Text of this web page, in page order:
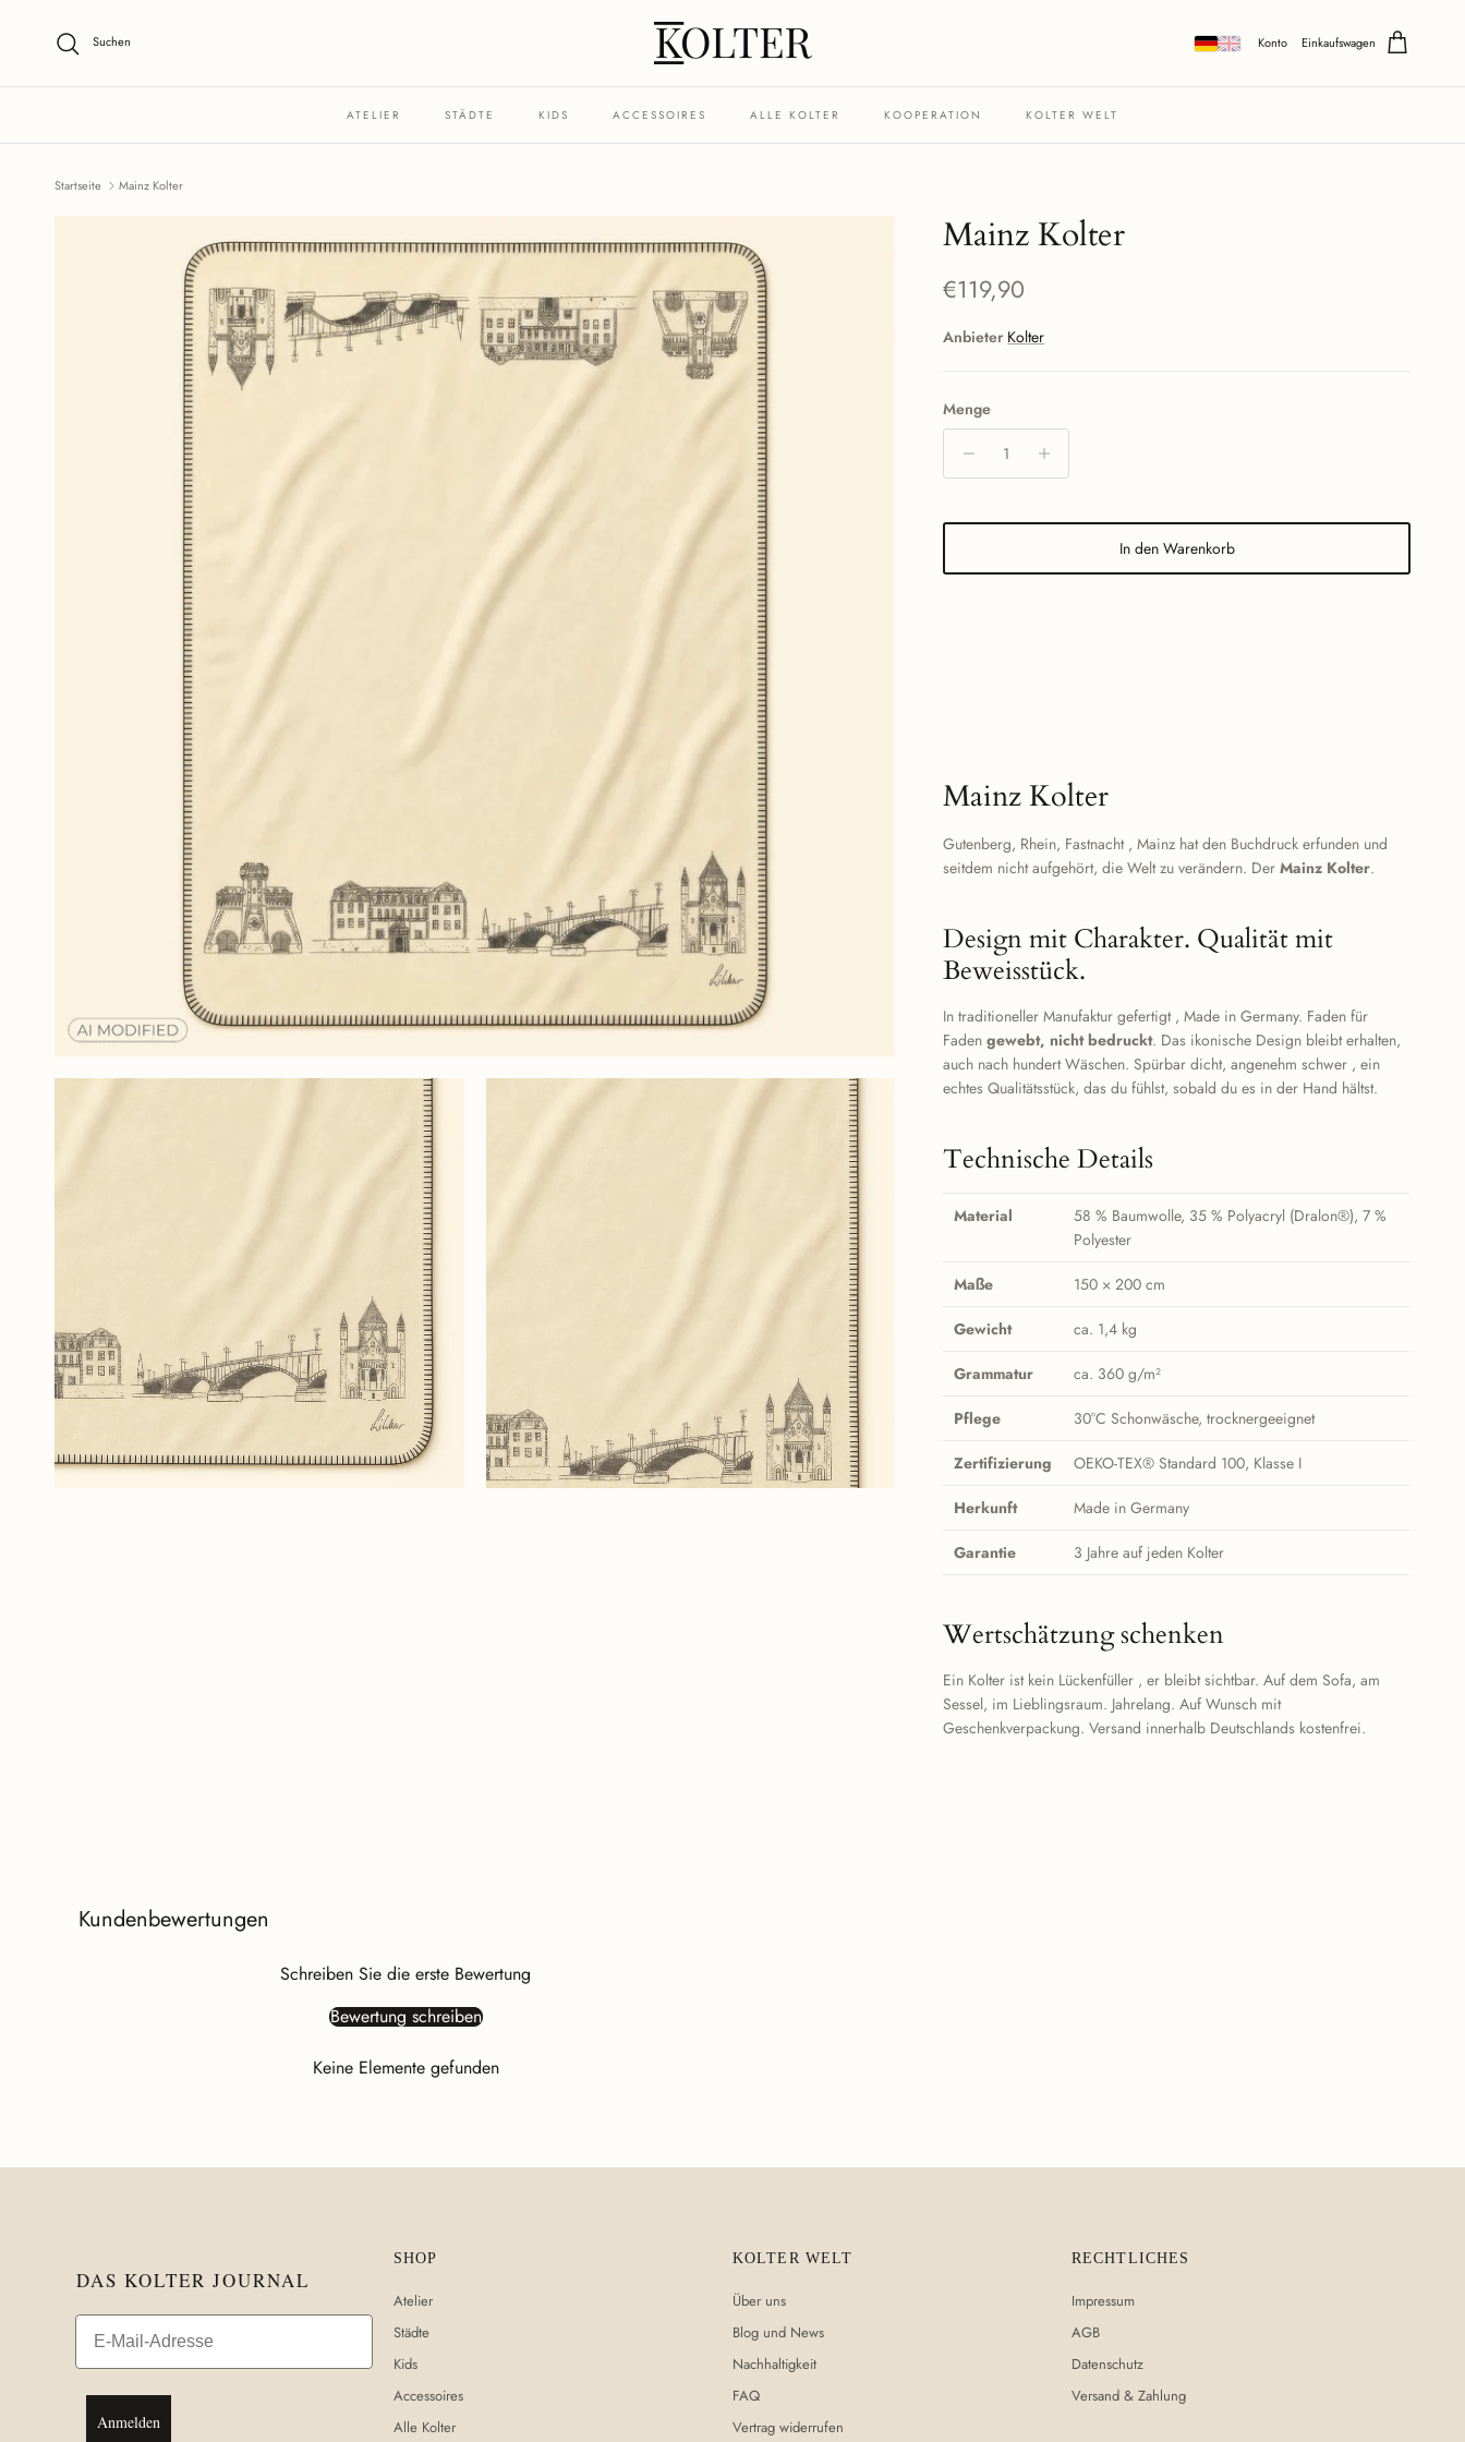
Suchen Konto Einkaufswagen
ATELIER STÄDTE KIDS ACCESSOIRES ALLE KOLTER KOOPERATION KOLTER WELT
Startseite Mainz Kolter
Mainz Kolter
Normaler Preis
€119,90
Anbieter Kolter
Menge
In den Warenkorb
Mainz Kolter
Gutenberg, Rhein, Fastnacht , Mainz hat den Buchdruck erfunden und
seitdem nicht aufgehört, die Welt zu verändern. DerMainz Kolter.
Design mit Charakter. Qualität mit
Beweisstück.
In traditioneller Manufaktur gefertigt , Made in Germany. Faden für
Fadengewebt, nicht bedruckt. Das ikonische Design bleibt erhalten,
auch nach hundert Wäschen. Spürbar dicht, angenehm schwer , ein
echtes Qualitätsstück, das du fühlst, sobald du es in der Hand hältst.
Technische Details
Material
58 % Baumwolle, 35 % Polyacryl (Dralon®), 7 %
Polyester
Maße 150 × 200 cm
Gewicht ca. 1,4 kg
Grammatur ca. 360 g/m²
Pflege 30°C Schonwäsche, trocknergeeignet
Zertifizierung OEKO-TEX® Standard 100, Klasse I
Herkunft Made in Germany
Garantie 3 Jahre auf jeden Kolter
Wertschätzung schenken
Ein Kolter ist kein Lückenfüller , er bleibt sichtbar. Auf dem Sofa, am
Sessel, im Lieblingsraum. Jahrelang. Auf Wunsch mit
Geschenkverpackung. Versand innerhalb Deutschlands kostenfrei.
Kundenbewertungen
Schreiben Sie die erste Bewertung
Bewertung schreiben
Keine Elemente gefunden
DAS KOLTER JOURNAL
Email
Anmelden
SHOP
Atelier
Städte
Kids
Accessoires
Alle Kolter
KOLTER WELT
Über uns
Blog und News
Nachhaltigkeit
FAQ
Vertrag widerrufen
RECHTLICHES
Impressum
AGB
Datenschutz
Versand & Zahlung